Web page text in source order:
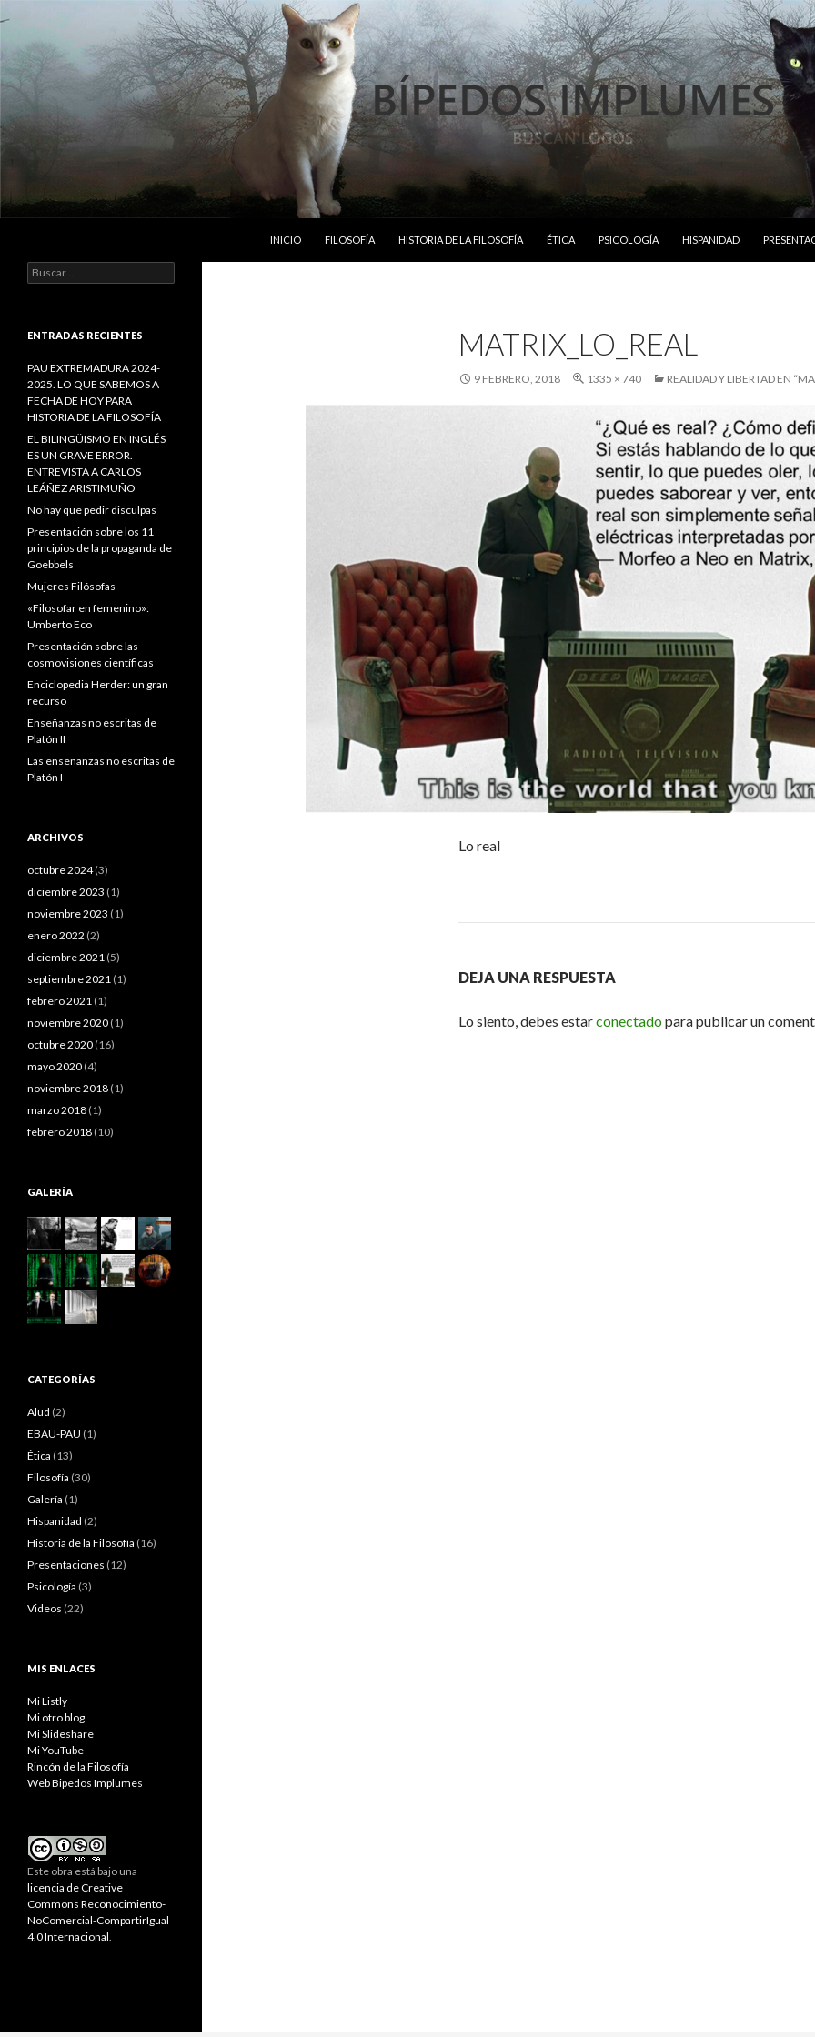
INICIO
FILOSOFÍA HISTORIA DE LA FILOSOFÍA ÉTICA PSICOLOGÍA HISPANIDAD
MATRIX_LO_REAL
9 FEBRERO, 2018 1335 × 740 REALIDAD Y LIBERTAD EN
Lo real
DEJA UNA RESPUESTA
Lo siento, debes estarconectadopara publicar un
B
u
a
:
ENTRADAS RECIENTES
PAU EXTREMADURA 2024-
2025. LO QUE SABEMOS A
FECHA DE HOY PARA
HISTORIA DE LA FILOSOFÍA
EL BILINGÜISMO EN INGLÉS
ES UN GRAVE ERROR.
ENTREVISTA A CARLOS
LEÁÑEZ ARISTIMUÑO
No hay que pedir disculpas
Presentación sobre los 11
principios de la propaganda de
Goebbels
Mujeres Filósofas
«Filosofar en femenino»:
Umberto Eco
Presentación sobre las
cosmovisiones científicas
Enciclopedia Herder: un gran
recurso
Enseñanzas no escritas de
Platón II
Las enseñanzas no escritas de
Platón I
ARCHIVOS
octubre 2024(3)
diciembre 2023 (1)
noviembre 2023 (1)
enero 2022 (2)
diciembre 2021 (5)
septiembre 2021 (1)
febrero 2021 (1)
noviembre 2020 (1)
octubre 2020 (16)
mayo 2020 (4)
noviembre 2018 (1)
marzo 2018 (1)
febrero 2018 (10)
GALERÍA
CATEGORÍAS
Alud (2)
EBAU-PAU (1)
Ética (13)
Filosofía (30)
Galería (1)
Hispanidad (2)
Historia de la Filosofía (16)
Presentaciones (12)
Psicología (3)
Videos (22)
MIS ENLACES
Mi Listly
Mi otro blog
Mi Slideshare
Mi YouTube
Rincón de la Filosofía
Web Bipedos Implumes
Este obra está bajo una
licencia de Creative
Commons Reconocimiento-
NoComercial-CompartirIgual
4.0 Internacional